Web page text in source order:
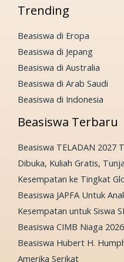
Trending
Beasiswa di Eropa
Beasiswa di Jepang
Beasiswa di Australia
Beasiswa di Arab Saudi
Beasiswa di Indonesia
Beasiswa Terbaru
Beasiswa TELADAN 2027
Dibuka, Kuliah Gratis,
Kesempatan ke Tingkat
Beasiswa JAPFA Untuk
Kesempatan untuk Siswa
Beasiswa CIMB Niaga
Beasiswa Hubert H.
Amerika Serikat